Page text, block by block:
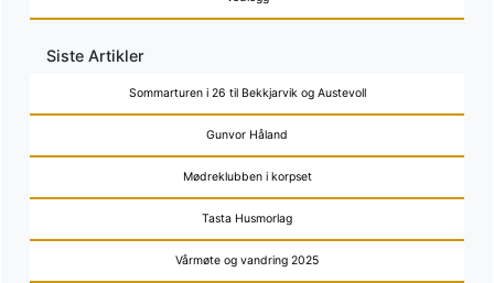
Siste Artikler
Sommarturen i 26 til Bekkjarvik og Austevoll
Gunvor Håland
Mødreklubben i korpset
Tasta Husmorlag
Vårmøte og vandring 2025